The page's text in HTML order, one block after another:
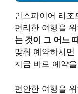
인스파이어 리조
편리한 여행을
는 것이 그 어느
맞춰 예약하시면
지금 바로 예약
편안한 여행을